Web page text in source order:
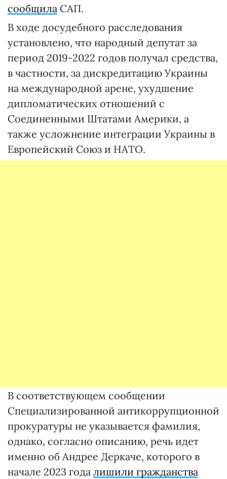
сообщила САП.
В ходе досудебного расследования
установлено, что народный депутат за
период 2019-2022 годов получал средства,
в частности, за дискредитацию Украины
на международной арене, ухудшение
дипломатических отношений с
Соединенными Штатами Америки, а
также усложнение интеграции Украины в
Европейский Союз и НАТО.
В соответствующем сообщении
Специализированной антикоррупционной
прокуратуры не указывается фамилия,
однако, согласно описанию, речь идет
именно об Андрее Деркаче, которого в
начале 2023 года лишили гражданства